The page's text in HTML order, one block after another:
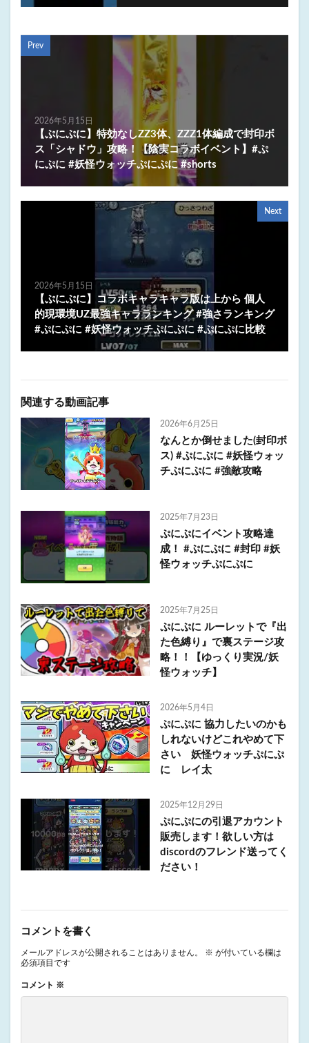
Prev
2026年5月15日
【ぷにぷに】特効なしZZ3体、ZZZ1体編成で封印ボ
ス「シャドウ」攻略！【陰実コラボイベント】#ぷ
にぷに #妖怪ウォッチぷにぷに #shorts
Next
2026年5月15日
【ぷにぷに】コラボキャラキャラ版は上から 個人
的現環境UZ最強キャラランキング #強さランキング
#ぷにぷに #妖怪ウォッチぷにぷに #ぷにぷに比較
関連する動画記事
2026年6月25日
なんとか倒せました(封印ボ
ス) #ぷにぷに #妖怪ウォッ
チぷにぷに #強敵攻略
2025年7月23日
ぷにぷにイベント攻略達
成！ #ぷにぷに #封印 #妖
怪ウォッチぷにぷに
2025年7月25日
ぷにぷに ルーレットで『出
た色縛り』で裏ステージ攻
略！！【ゆっくり実況/妖
怪ウォッチ】
2026年5月4日
ぷにぷに 協力したいのかも
しれないけどこれやめて下
さい 妖怪ウォッチぷにぷ
に レイ太
2025年12月29日
ぷにぷにの引退アカウント
販売します！欲しい方は
discordのフレンド送ってく
ださい！
コメントを書く
メールアドレスが公開されることはありません。 ※ が付いている欄は
必須項目です
コメント ※